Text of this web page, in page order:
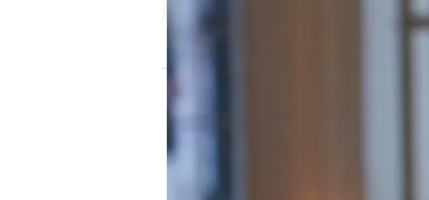
Nova
Publicado: 06 de febrero de